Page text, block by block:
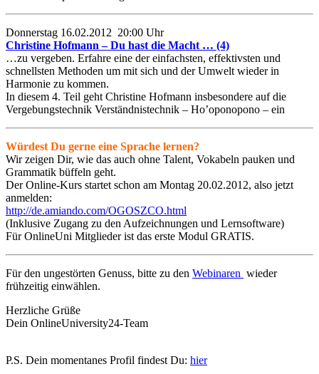
Donnerstag 16.02.2012 20:00 Uhr
Christine Hofmann – Du hast die Macht … (4)
…zu vergeben. Erfahre eine der einfachsten, effektivsten und
schnellsten Methoden um mit sich und der Umwelt wieder in
Harmonie zu kommen.
In diesem 4. Teil geht Christine Hofmann insbesondere auf die
Vergebungstechnik Verständnistechnik – Ho’oponopono – ein
Würdest Du gerne eine Sprache lernen?
Wir zeigen Dir, wie das auch ohne Talent, Vokabeln pauken und
Grammatik büffeln geht.
Der Online-Kurs startet schon am Montag 20.02.2012, also jetzt
anmelden:
http://de.amiando.com/OGOSZCO.html
(Inklusive Zugang zu den Aufzeichnungen und Lernsoftware)
Für OnlineUni Mitglieder ist das erste Modul GRATIS.
Für den ungestörten Genuss, bitte zu den Webinaren wieder
frühzeitig einwählen.
Herzliche Grüße
Dein OnlineUniversity24-Team
P.S. Dein momentanes Profil findest Du: hier